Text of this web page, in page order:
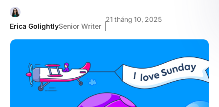
Erica GolightlySenior Writer
21 tháng 10, 2025